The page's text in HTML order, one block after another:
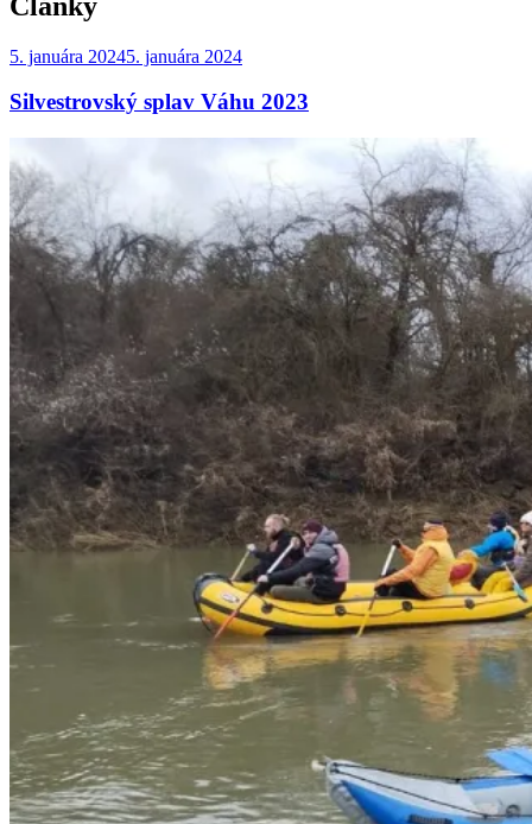
Publikované
5. januára 20245. januára 2024
Silvestrovský splav Váhu 2023